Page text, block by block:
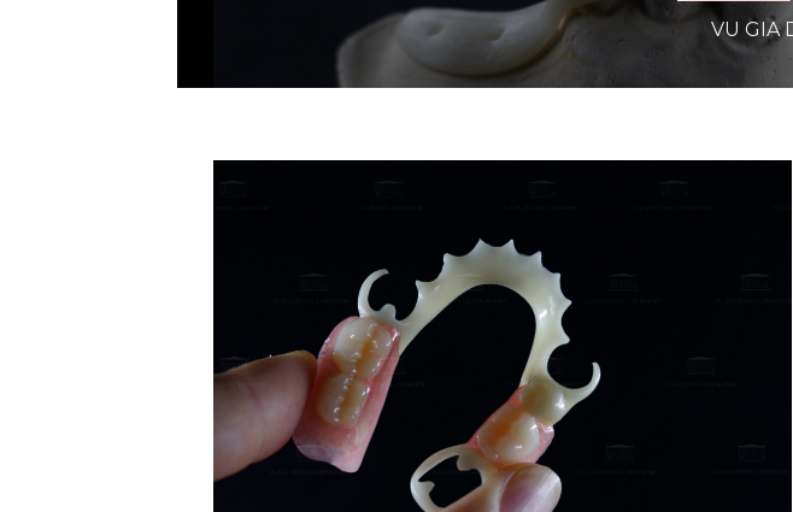
VU GIA